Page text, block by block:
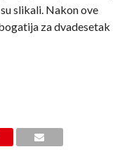
slikali. Nakon ove
za dvadesetak